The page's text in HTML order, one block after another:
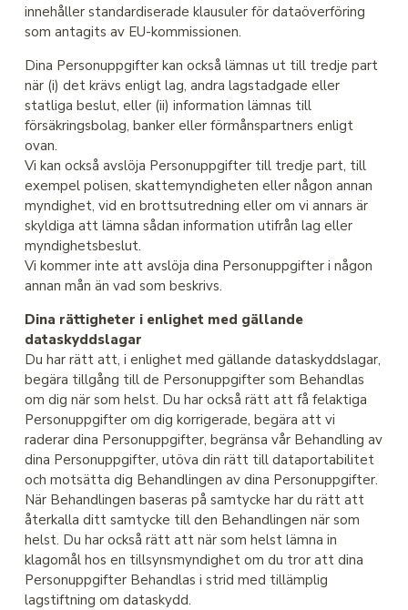
innehåller standardiserade klausuler för dataöverföring
som antagits av EU-kommissionen.
Dina Personuppgifter kan också lämnas ut till tredje part
när (i) det krävs enligt lag, andra lagstadgade eller
statliga beslut, eller (ii) information lämnas till
försäkringsbolag, banker eller förmånspartners enligt
ovan.
Vi kan också avslöja Personuppgifter till tredje part, till
exempel polisen, skattemyndigheten eller någon annan
myndighet, vid en brottsutredning eller om vi annars är
skyldiga att lämna sådan information utifrån lag eller
myndighetsbeslut.
Vi kommer inte att avslöja dina Personuppgifter i någon
annan mån än vad som beskrivs.
Dina rättigheter i enlighet med gällande
dataskyddslagar
Du har rätt att, i enlighet med gällande dataskyddslagar,
begära tillgång till de Personuppgifter som Behandlas
om dig när som helst. Du har också rätt att få felaktiga
Personuppgifter om dig korrigerade, begära att vi
raderar dina Personuppgifter, begränsa vår Behandling av
dina Personuppgifter, utöva din rätt till dataportabilitet
och motsätta dig Behandlingen av dina Personuppgifter.
När Behandlingen baseras på samtycke har du rätt att
återkalla ditt samtycke till den Behandlingen när som
helst. Du har också rätt att när som helst lämna in
klagomål hos en tillsynsmyndighet om du tror att dina
Personuppgifter Behandlas i strid med tillämplig
lagstiftning om dataskydd.